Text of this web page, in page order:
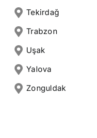
Tekirdağ
Trabzon
Uşak
Yalova
Zonguldak